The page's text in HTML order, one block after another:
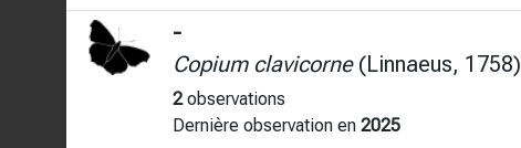
-
Copium clavicorne(Linnaeus, 1758)
2observations
Dernière observation en 2025